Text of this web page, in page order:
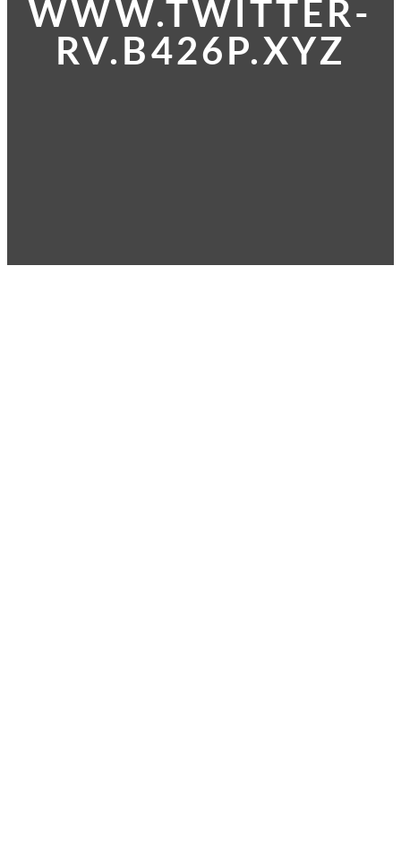
WWW.TWITTER-
RV.B426P.XYZ